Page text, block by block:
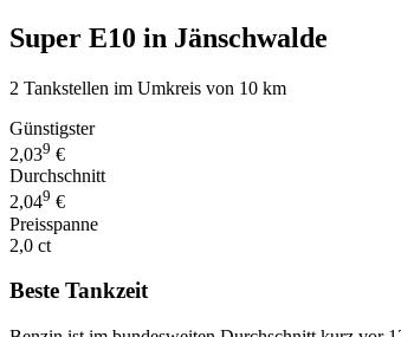
Super E10 in Jänschwalde
2 Tankstellen im Umkreis von 10 km
Günstigster
2,039 €
Durchschnitt
2,049 €
Preisspanne
2,0 ct
Beste Tankzeit